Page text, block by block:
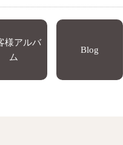
様アルバ
ム
Blog